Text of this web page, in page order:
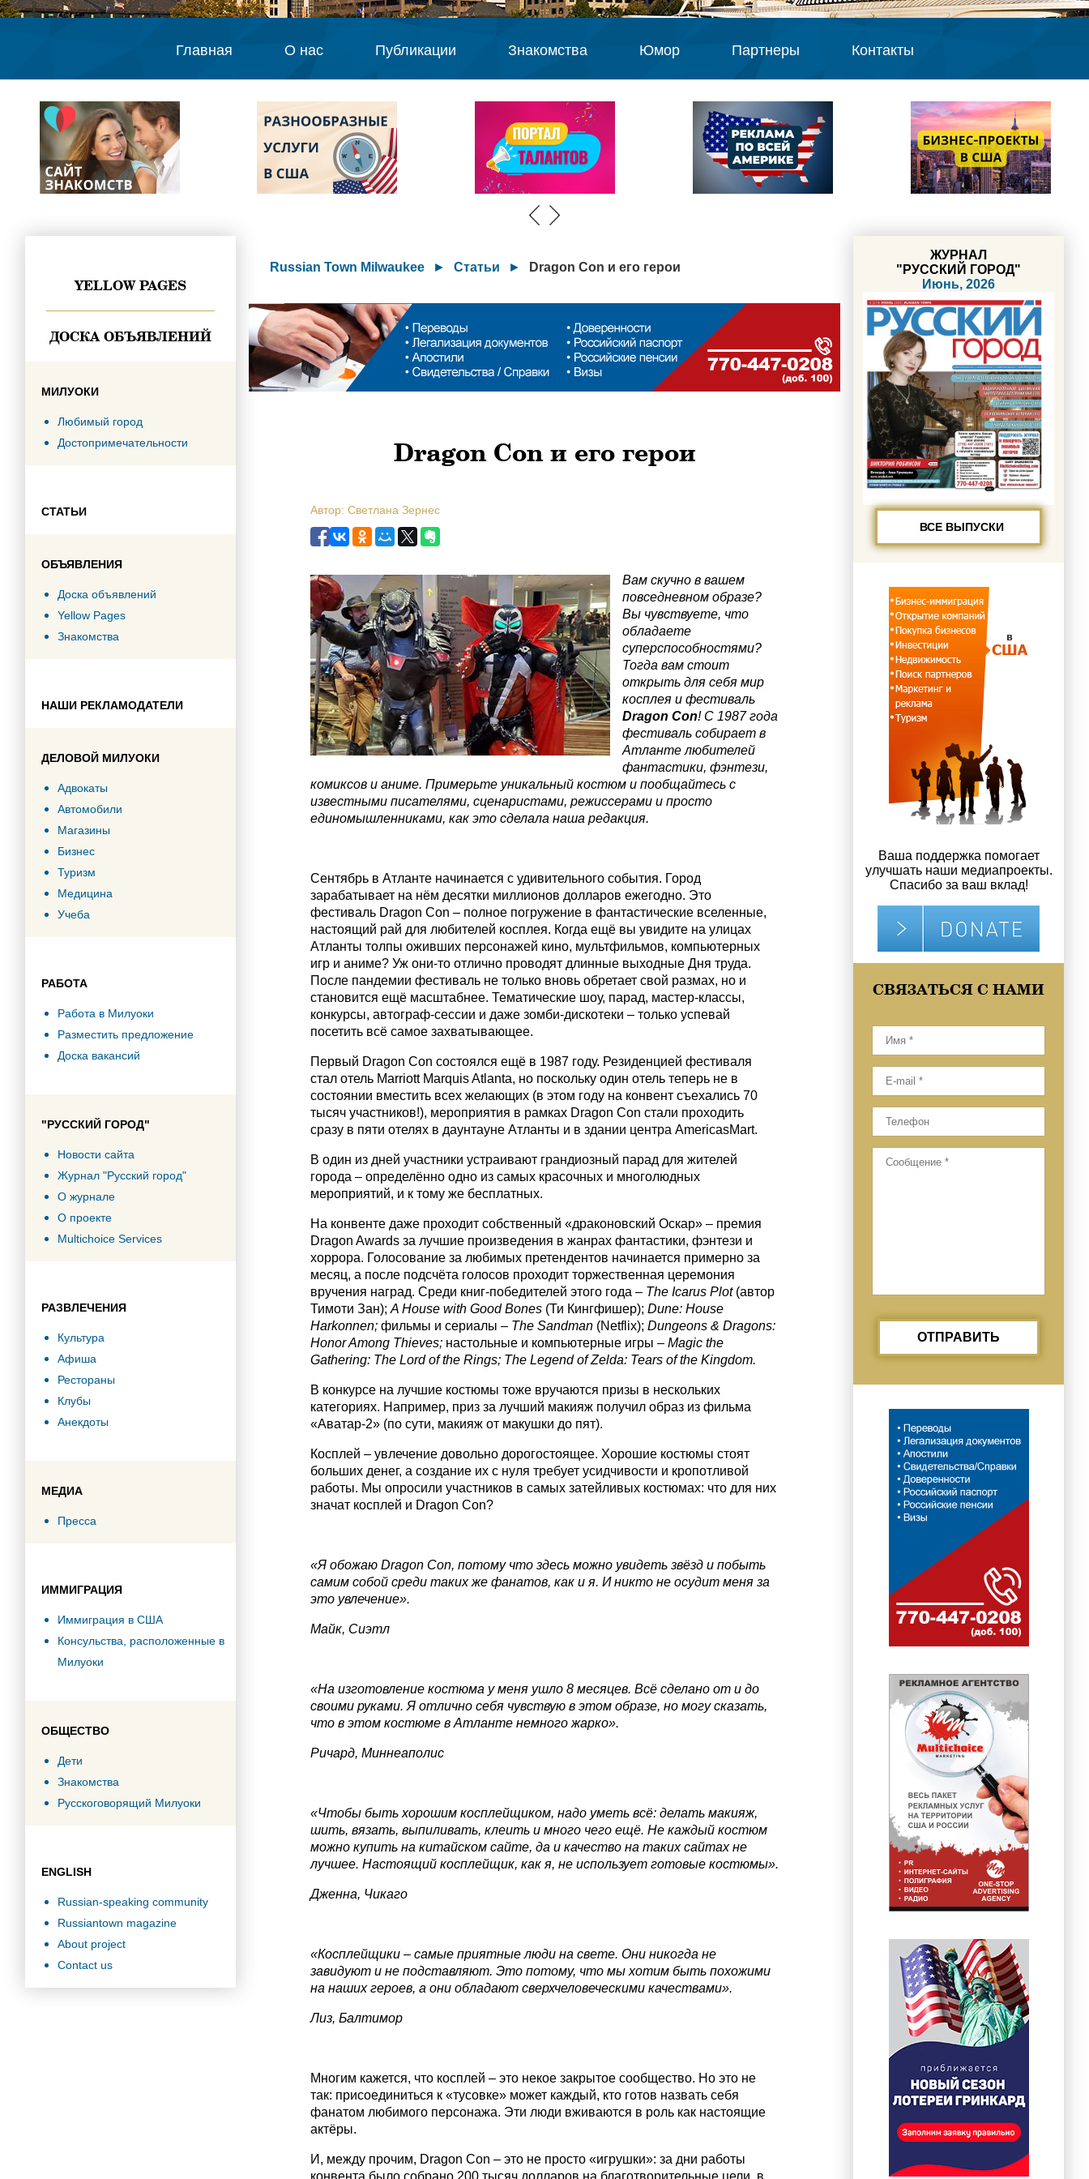
Главная О нас Публикации Знакомства Юмор Партнеры Контакты
YELLOW PAGES
ДОСКА ОБЪЯВЛЕНИЙ
МИЛУОКИ
Любимый город
Достопримечательности
СТАТЬИ
ОБЪЯВЛЕНИЯ
Доска объявлений
Yellow Pages
Знакомства
НАШИ РЕКЛАМОДАТЕЛИ
ДЕЛОВОЙ МИЛУОКИ
Адвокаты
Автомобили
Магазины
Бизнес
Туризм
Медицина
Учеба
РАБОТА
Работа в Милуоки
Разместить предложение
Доска вакансий
"РУССКИЙ ГОРОД"
Новости сайта
Журнал "Русский город"
О журнале
О проекте
Multichoice Services
РАЗВЛЕЧЕНИЯ
Культура
Афиша
Рестораны
Клубы
Анекдоты
МЕДИА
Пресса
ИММИГРАЦИЯ
Иммиграция в США
Консульства, расположенные в
Милуоки
ОБЩЕСТВО
Дети
Знакомства
Русскоговорящий Милуоки
ENGLISH
Russian-speaking community
Russiantown magazine
About project
Contact us
Russian Town Milwaukee ► Статьи ► Dragon Con и его герои
Dragon Con и его герои
Автор: Светлана Зернес
Вам скучно в вашем
повседневном образе?
Вы чувствуете, что
обладаете
суперспособностями?
Тогда вам стоит
открыть для себя мир
косплея и фестиваль
Dragon Con! С 1987 года
фестиваль собирает в
Атланте любителей
фантастики, фэнтези,
комиксов и аниме. Примерьте уникальный костюм и пообщайтесь с
известными писателями, сценаристами, режиссерами и просто
единомышленниками, как это сделала наша редакция.
Сентябрь в Атланте начинается с удивительного события. Город
зарабатывает на нём десятки миллионов долларов ежегодно. Это
фестиваль Dragon Con – полное погружение в фантастические вселенные,
настоящий рай для любителей косплея. Когда ещё вы увидите на улицах
Атланты толпы оживших персонажей кино, мультфильмов, компьютерных
игр и аниме? Уж они-то отлично проводят длинные выходные Дня труда.
После пандемии фестиваль не только вновь обретает свой размах, но и
становится ещё масштабнее. Тематические шоу, парад, мастер-классы,
конкурсы, автограф-сессии и даже зомби-дискотеки – только успевай
посетить всё самое захватывающее.
Первый Dragon Con состоялся ещё в 1987 году. Резиденцией фестиваля
стал отель Marriott Marquis Atlanta, но поскольку один отель теперь не в
состоянии вместить всех желающих (в этом году на конвент съехались 70
тысяч участников!), мероприятия в рамках Dragon Con стали проходить
сразу в пяти отелях в даунтауне Атланты и в здании центра AmericasMart.
В один из дней участники устраивают грандиозный парад для жителей
города – определённо одно из самых красочных и многолюдных
мероприятий, и к тому же бесплатных.
На конвенте даже проходит собственный «драконовский Оскар» – премия
Dragon Awards за лучшие произведения в жанрах фантастики, фэнтези и
хоррора. Голосование за любимых претендентов начинается примерно за
месяц, а после подсчёта голосов проходит торжественная церемония
вручения наград. Среди книг-победителей этого года – The Icarus Plot(автор
Тимоти Зан); A House with Good Bones (Ти Кингфишер); Dune: House
Harkonnen; фильмы и сериалы – The Sandman (Netflix); Dungeons& Dragons:
HonorAmong Thieves; настольные и компьютерные игры – Magic the
Gathering: The Lord of the Rings; The Legend of Zelda: Tears of the Kingdom.
В конкурсе на лучшие костюмы тоже вручаются призы в нескольких
категориях. Например, приз за лучший макияж получил образ из фильма
«Аватар-2» (по сути, макияж от макушки до пят).
Косплей – увлечение довольно дорогостоящее. Хорошие костюмы стоят
больших денег, а создание их с нуля требует усидчивости и кропотливой
работы. Мы опросили участников в самых затейливых костюмах: что для них
значат косплей и Dragon Con?
«Я обожаю Dragon Con, потому что здесь можно увидеть звёзд и побыть
самим собой среди таких же фанатов, как и я. И никто не осудит меня за
это увлечение».
Майк, Сиэтл
«На изготовление костюма у меня ушло 8 месяцев. Всё сделано от и до
своими руками. Я отлично себя чувствую в этом образе, но могу сказать,
что в этом костюме в Атланте немного жарко».
Ричард, Миннеаполис
«Чтобы быть хорошим косплейщиком, надо уметь всё: делать макияж,
шить, вязать, выпиливать, клеить и много чего ещё. Не каждый костюм
можно купить на китайском сайте, да и качество на таких сайтах не
лучшее. Настоящий косплейщик, как я, не использует готовые костюмы».
Дженна, Чикаго
«Косплейщики – самые приятные люди на свете. Они никогда не
завидуют и не подставляют. Это потому, что мы хотим быть похожими
на наших героев, а они обладают сверхчеловеческими качествами».
Лиз, Балтимор
Многим кажется, что косплей – это некое закрытое сообщество. Но это не
так: присоединиться к «тусовке» может каждый, кто готов назвать себя
фанатом любимого персонажа. Эти люди вживаются в роль как настоящие
актёры.
И, между прочим, Dragon Con – это не просто «игрушки»: за дни работы
конвента было собрано 200 тысяч долларов на благотворительные цели, в
ЖУРНАЛ
"РУССКИЙ ГОРОД"
Июнь, 2026
ВСЕ ВЫПУСКИ
Ваша поддержка помогает
улучшать наши медиапроекты.
Спасибо за ваш вклад!
СВЯЗАТЬСЯ С НАМИ
ОТПРАВИТЬ